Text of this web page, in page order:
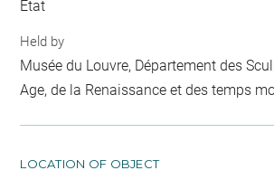
Etat
Held by
Musée du Louvre, Département des
Age, de la Renaissance et des temps
LOCATION OF OBJECT